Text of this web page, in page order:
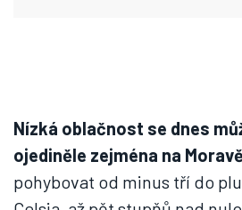
Nízká oblačnost se dnes
ojediněle zejména na
pohybovat od minus tří do